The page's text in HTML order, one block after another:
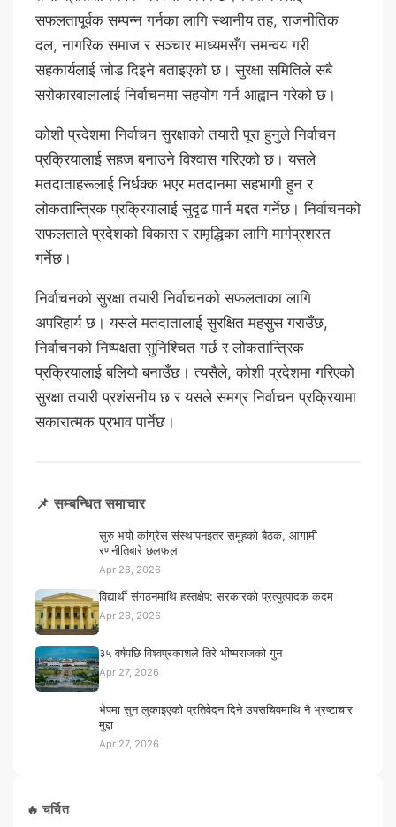
सफलतापूर्वक सम्पन्न गर्नका लागि स्थानीय तह, राजनीतिक
दल, नागरिक समाज र सञ्चार माध्यमसँग समन्वय गरी
सहकार्यलाई जोड दिइने बताइएको छ। सुरक्षा समितिले सबै
सरोकारवालालाई निर्वाचनमा सहयोग गर्न आह्वान गरेको छ।
कोशी प्रदेशमा निर्वाचन सुरक्षाको तयारी पूरा हुनुले निर्वाचन
प्रक्रियालाई सहज बनाउने विश्वास गरिएको छ। यसले
मतदाताहरूलाई निर्धक्क भएर मतदानमा सहभागी हुन र
लोकतान्त्रिक प्रक्रियालाई सुदृढ पार्न मद्दत गर्नेछ। निर्वाचनको
सफलताले प्रदेशको विकास र समृद्धिका लागि मार्गप्रशस्त
गर्नेछ।
निर्वाचनको सुरक्षा तयारी निर्वाचनको सफलताका लागि
अपरिहार्य छ। यसले मतदातालाई सुरक्षित महसुस गराउँछ,
निर्वाचनको निष्पक्षता सुनिश्चित गर्छ र लोकतान्त्रिक
प्रक्रियालाई बलियो बनाउँछ। त्यसैले, कोशी प्रदेशमा गरिएको
सुरक्षा तयारी प्रशंसनीय छ र यसले समग्र निर्वाचन प्रक्रियामा
सकारात्मक प्रभाव पार्नेछ।
📌 सम्बन्धित समाचार
सुरु भयो कांग्रेस संस्थापनइतर समूहको बैठक, आगामी
रणनीतिबारे छलफल
Apr 28, 2026
विद्यार्थी संगठनमाथि हस्तक्षेप: सरकारको प्रत्युत्पादक कदम
Apr 28, 2026
३५ वर्षपछि विश्वप्रकाशले तिरे भीष्मराजको गुन
Apr 27, 2026
भेपमा सुन लुकाइएको प्रतिवेदन दिने उपसचिवमाथि नै भ्रष्टाचार
मुद्दा
Apr 27, 2026
🔥 चर्चित